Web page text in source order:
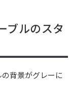
ブルのスタ
背景がグレーに